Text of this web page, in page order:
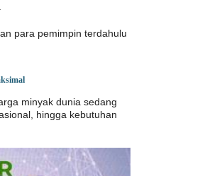
para pemimpin terdahulu
minyak dunia sedang
hingga kebutuhan